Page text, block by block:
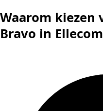
Waarom kiezen
Bravo in